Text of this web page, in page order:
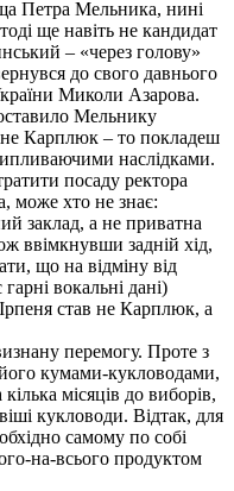
Петра Мельника, нині
ще навіть не кандидат
– «через голову»
до свого давнього
Миколи Азарова.
Мельнику
Карплюк – то покладеш
наслідками.
посаду ректора
може хто не знає:
заклад, а не приватна
ввімкнувши задній хід,
що на відміну від
вокальні дані)
став не Карплюк, а
перемогу. Проте з
кумами-кукловодами,
місяців до виборів,
кукловоди. Відтак, для
самому по собі
на-всього продуктом